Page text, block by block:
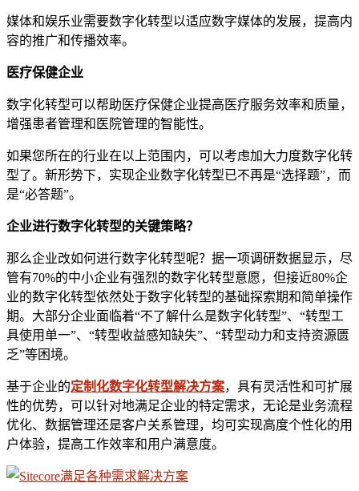
媒体和娱乐业需要数字化转型以适应数字媒体的发展，提高内
容的推广和传播效率。
医疗保健企业
数字化转型可以帮助医疗保健企业提高医疗服务效率和质量，
增强患者管理和医院管理的智能性。
如果您所在的行业在以上范围内，可以考虑加大力度数字化转
型了。新形势下，实现企业数字化转型已不再是“选择题”，而
是“必答题”。
企业进行数字化转型的关键策略？
那么企业改如何进行数字化转型呢？据一项调研数据显示，尽
管有70%的中小企业有强烈的数字化转型意愿，但接近80%企
业的数字化转型依然处于数字化转型的基础探索期和简单操作
期。大部分企业面临着“不了解什么是数字化转型”、“转型工
具使用单一”、“转型收益感知缺失”、“转型动力和支持资源匮
乏”等困境。
基于企业的定制化数字化转型解决方案，具有灵活性和可扩展
性的优势，可以针对地满足企业的特定需求，无论是业务流程
优化、数据管理还是客户关系管理，均可实现高度个性化的用
户体验，提高工作效率和用户满意度。